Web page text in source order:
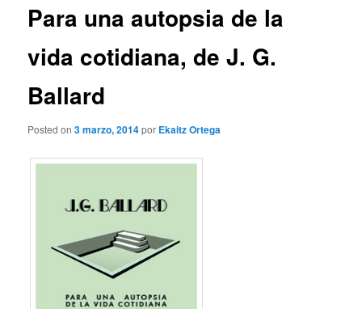
Para una autopsia de la
vida cotidiana, de J. G.
Ballard
Posted on3 marzo, 2014por Ekaitz Ortega